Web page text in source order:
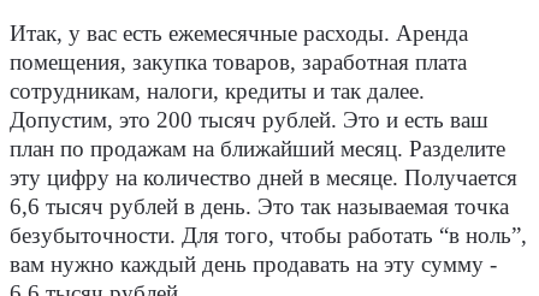
Итак, у вас есть ежемесячные расходы. Аренда
помещения, закупка товаров, заработная плата
сотрудникам, налоги, кредиты и так далее.
Допустим, это 200 тысяч рублей. Это и есть ваш
план по продажам на ближайший месяц. Разделите
эту цифру на количество дней в месяце. Получается
6,6 тысяч рублей в день. Это так называемая точка
безубыточности. Для того, чтобы работать “в ноль”,
вам нужно каждый день продавать на эту сумму -